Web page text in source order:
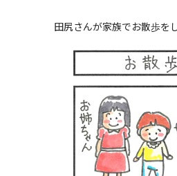
田尻さんが家族でお散歩を